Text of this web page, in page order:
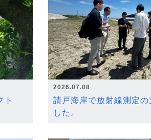
ト
2026.07.08
請戸海岸で放射線測定の
した。